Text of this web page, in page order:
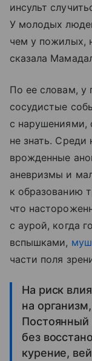
инсульт
У молодых
чем у пожилых,
сказала
По ее словам, у
сосудистые
с нарушениями,
не знать.
врожденные
аневризмы и
к образованию
что
с аурой, когда
вспышками,
части поля
На риск
на
Постоянный
без
курение,